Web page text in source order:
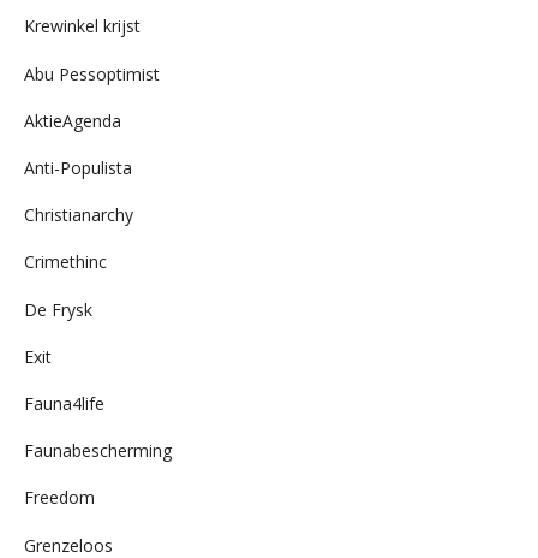
Krewinkel krijst
Abu Pessoptimist
AktieAgenda
Anti-Populista
Christianarchy
Crimethinc
De Frysk
Exit
Fauna4life
Faunabescherming
Freedom
Grenzeloos